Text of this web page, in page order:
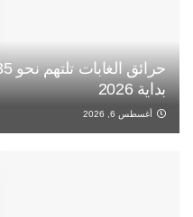
بداية 2026
أغسطس 6, 2026